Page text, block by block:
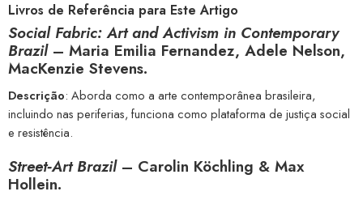
Livros de Referência para Este Artigo
Social Fabric: Art and Activism in Contemporary
Brazil– Maria Emilia Fernandez, Adele Nelson,
MacKenzie Stevens.
Descrição: Aborda como a arte contemporânea brasileira,
incluindo nas periferias, funciona como plataforma de justiça social
e resistência.
Street‑Art Brazil– Carolin Köchling & Max
Hollein.